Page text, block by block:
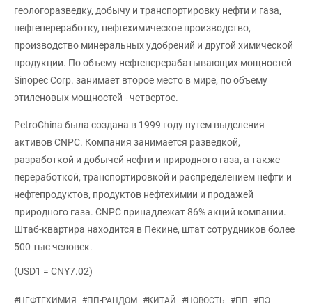
геологоразведку, добычу и транспортировку нефти и газа,
нефтепереработку, нефтехимическое производство,
производство минеральных удобрений и другой химической
продукции. По объему нефтеперерабатывающих мощностей
Sinopec Corp. занимает второе место в мире, по объему
этиленовых мощностей - четвертое.
PetroChina была создана в 1999 году путем выделения
активов CNPC. Компания занимается разведкой,
разработкой и добычей нефти и природного газа, а также
переработкой, транспортировкой и распределением нефти и
нефтепродуктов, продуктов нефтехимии и продажей
природного газа. CNPC принадлежат 86% акций компании.
Штаб-квартира находится в Пекине, штат сотрудников более
500 тыс человек.
(USD1 = CNY7.02)
#НЕФТЕХИМИЯ #ПП-РАНДОМ #КИТАЙ #НОВОСТЬ #ПП #ПЭ